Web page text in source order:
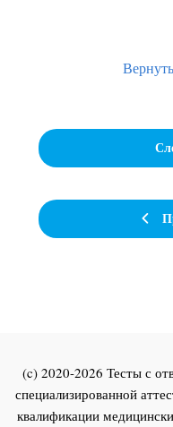
(c) 2020-2026 Тесты с
специализированной
квалификации